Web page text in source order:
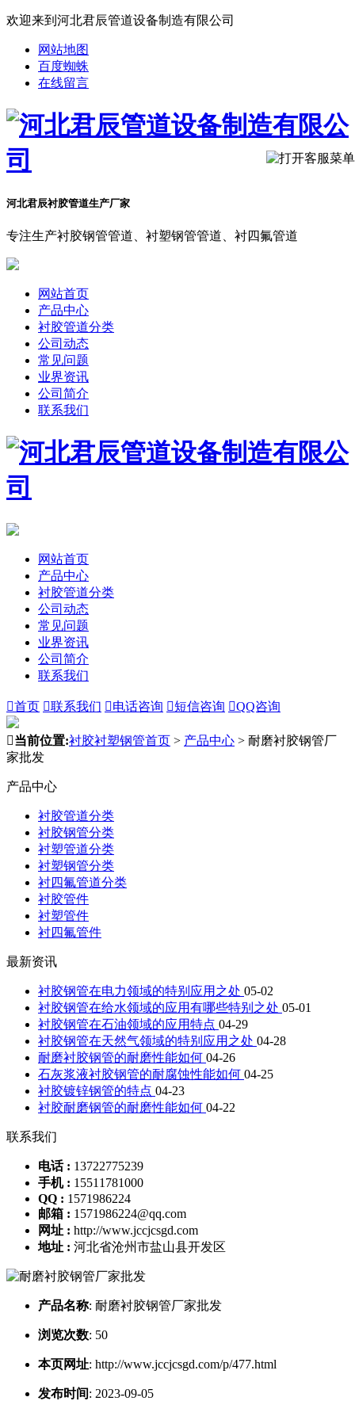
欢迎来到河北君辰管道设备制造有限公司
网站地图
百度蜘蛛
在线留言
河北君辰衬胶管道生产厂家
专注生产衬胶钢管管道、衬塑钢管管道、衬四氟管道
网站首页
产品中心
衬胶管道分类
公司动态
常见问题
业界资讯
公司简介
联系我们
网站首页
产品中心
衬胶管道分类
公司动态
常见问题
业界资讯
公司简介
联系我们
首页 联系我们 电话咨询 短信咨询 QQ咨询
当前位置:衬胶衬塑钢管首页 > 产品中心 > 耐磨衬胶钢管厂
家批发
产品中心
衬胶管道分类
衬胶钢管分类
衬塑管道分类
衬塑钢管分类
衬四氟管道分类
衬胶管件
衬塑管件
衬四氟管件
最新资讯
衬胶钢管在电力领域的特别应用之处 05-02
衬胶钢管在给水领域的应用有哪些特别之处 05-01
衬胶钢管在石油领域的应用特点 04-29
衬胶钢管在天然气领域的特别应用之处 04-28
耐磨衬胶钢管的耐磨性能如何 04-26
石灰浆液衬胶钢管的耐腐蚀性能如何 04-25
衬胶镀锌钢管的特点 04-23
衬胶耐磨钢管的耐磨性能如何 04-22
联系我们
电话 : 13722775239
手机 : 15511781000
QQ : 1571986224
邮箱 : 1571986224@qq.com
网址 : http://www.jccjcsgd.com
地址 : 河北省沧州市盐山县开发区
产品名称: 耐磨衬胶钢管厂家批发
浏览次数: 50
本页网址: http://www.jccjcsgd.com/p/477.html
发布时间: 2023-09-05